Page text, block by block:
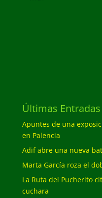
Últimas Entradas
Apuntes de una
en Palencia
Adif abre una nueva
Marta García roza el
La Ruta del Pucherito
cuchara